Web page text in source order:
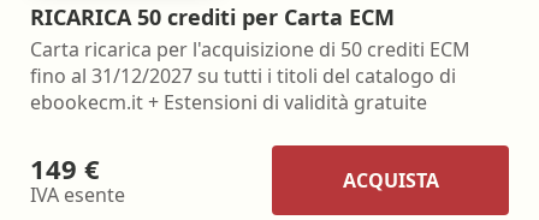
RICARICA 50 crediti per Carta ECM
Carta ricarica per l'acquisizione di 50 crediti ECM
fino al 31/12/2027 su tutti i titoli del catalogo di
ebookecm.it + Estensioni di validità gratuite
149 €
IVA esente
ACQUISTA